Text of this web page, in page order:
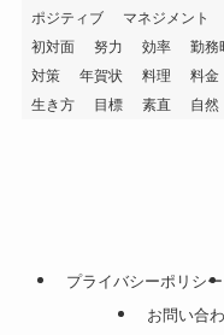
ポジティブ
マネジメント
初対面
努力 効率 勤務
対策
年賀状 料理 料金
生き方
目標 素直 自然
プライバシーポリシー
お問い合